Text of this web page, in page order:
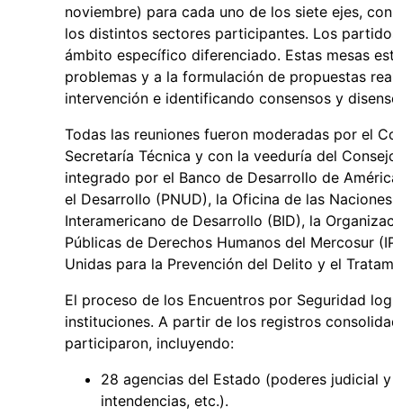
noviembre) para cada uno de los siete ejes,
los distintos sectores participantes. Los
ámbito específico diferenciado. Estas mesas
problemas y a la formulación de propuestas
intervención e identificando consensos y
Todas las reuniones fueron moderadas por el
Secretaría Técnica y con la veeduría del
integrado por el Banco de Desarrollo de
el Desarrollo (PNUD), la Oficina de las
Interamericano de Desarrollo (BID), la
Públicas de Derechos Humanos del Mercosur
Unidas para la Prevención del Delito y el
El proceso de los Encuentros por Seguridad
instituciones. A partir de los registros
participaron, incluyendo:
28 agencias del Estado (poderes judicial
intendencias, etc.).